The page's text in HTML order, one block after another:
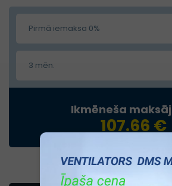
Pirmā iemaksa 0%
3 mēn.
Ikmēneša
107.66 €